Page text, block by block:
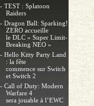
- TEST : Splatoon
Raiders
- Dragon Ball: Sparking!
ZERO accueille
le DLC « Super Limit-
Breaking NEO »
- Hello Kitty Party Land
: la fête
commence sur Switch
et Switch 2
- Call of Duty: Modern
Warfare 4
sera jouable à l’EWC